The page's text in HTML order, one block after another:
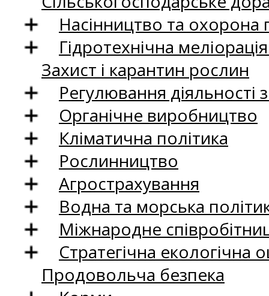
Насінництво та
Гідротехнічна
Захист і карантин рослин
Регулювання
Органічне виробництво
Кліматична політика
Рослинництво
Агрострахування
Водна та морська
Міжнародне
Стратегічна екологічна
Продовольча безпека